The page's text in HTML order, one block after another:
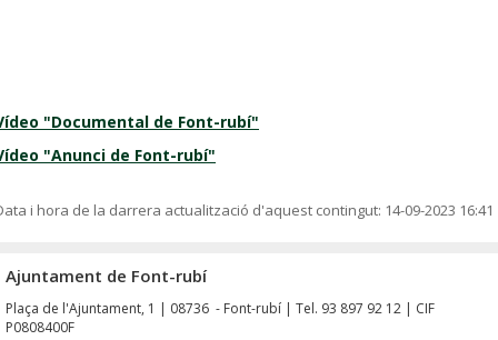
"Documental de Font-rubí"
"Anunci de Font-rubí"
i hora de la darrera actualització d'aquest contingut: 14-09-2023 16:41
Ajuntament de Font-rubí
Plaça de l'Ajuntament, 1 | 08736 - Font-rubí | Tel. 93 897 92 12 | CIF
P0808400F